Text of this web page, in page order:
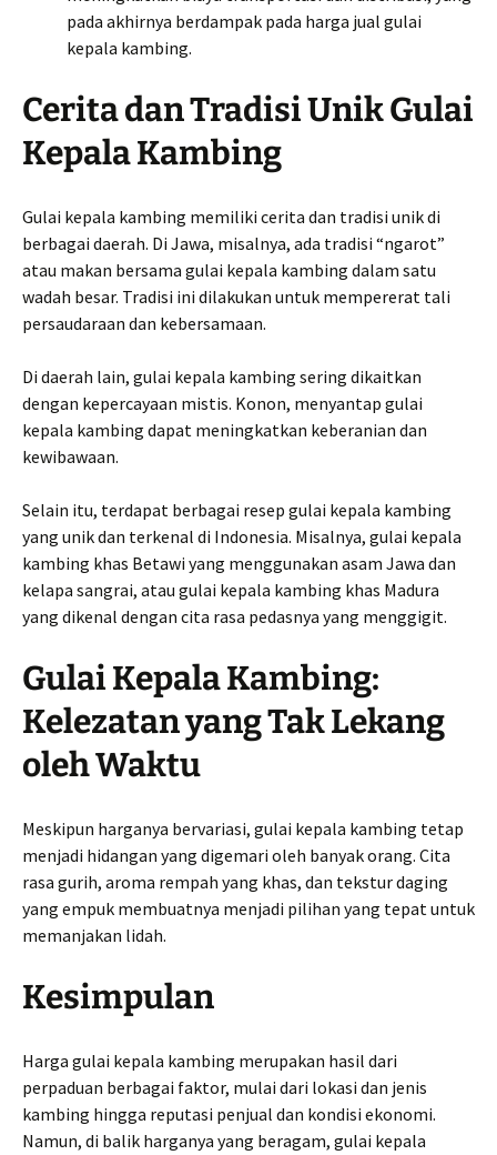
pada akhirnya berdampak pada harga jual gulai
kepala kambing.
Cerita dan Tradisi Unik Gulai
Kepala Kambing
Gulai kepala kambing memiliki cerita dan tradisi unik di
berbagai daerah. Di Jawa, misalnya, ada tradisi “ngarot”
atau makan bersama gulai kepala kambing dalam satu
wadah besar. Tradisi ini dilakukan untuk mempererat tali
persaudaraan dan kebersamaan.
Di daerah lain, gulai kepala kambing sering dikaitkan
dengan kepercayaan mistis. Konon, menyantap gulai
kepala kambing dapat meningkatkan keberanian dan
kewibawaan.
Selain itu, terdapat berbagai resep gulai kepala kambing
yang unik dan terkenal di Indonesia. Misalnya, gulai kepala
kambing khas Betawi yang menggunakan asam Jawa dan
kelapa sangrai, atau gulai kepala kambing khas Madura
yang dikenal dengan cita rasa pedasnya yang menggigit.
Gulai Kepala Kambing:
Kelezatan yang Tak Lekang
oleh Waktu
Meskipun harganya bervariasi, gulai kepala kambing tetap
menjadi hidangan yang digemari oleh banyak orang. Cita
rasa gurih, aroma rempah yang khas, dan tekstur daging
yang empuk membuatnya menjadi pilihan yang tepat untuk
memanjakan lidah.
Kesimpulan
Harga gulai kepala kambing merupakan hasil dari
perpaduan berbagai faktor, mulai dari lokasi dan jenis
kambing hingga reputasi penjual dan kondisi ekonomi.
Namun, di balik harganya yang beragam, gulai kepala